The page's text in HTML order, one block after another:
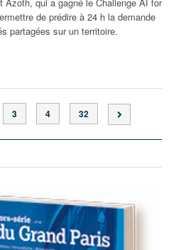
de prédire à 24 h la demande
partagées sur un territoire.
3 4 32